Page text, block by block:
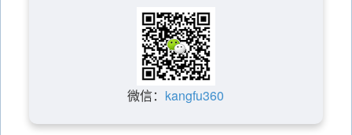
微信： kangfu360